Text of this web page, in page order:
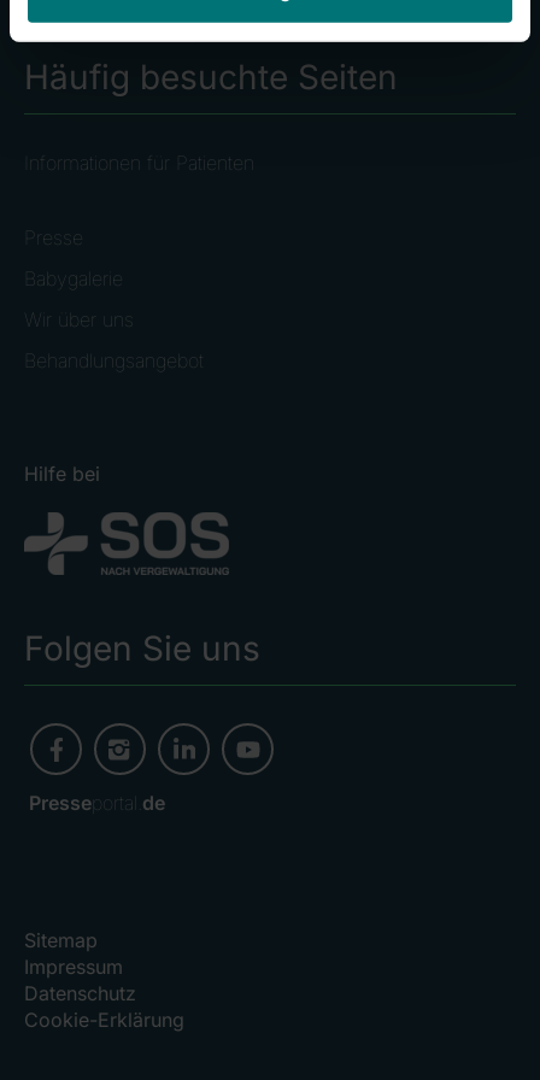
Häufig besuchte Seiten
Informationen für Patienten
Presse
Babygalerie
Wir über uns
Behandlungsangebot
Hilfe bei
Folgen Sie uns
Presseportal. de
Sitemap
Impressum
Datenschutz
Cookie-Erklärung